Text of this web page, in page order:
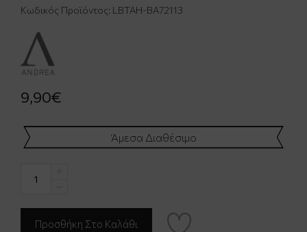
Κωδικός Προϊόντος: LBTAH-BA72113
9,90€
Άμεσα Διαθέσιμο